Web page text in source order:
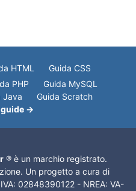
HTML
Guida CSS
PHP
Guida MySQL
Java
Guida Scratch
guide →
® è un marchio registrato.
Un progetto a cura di
02848390122 - NREA: VA-